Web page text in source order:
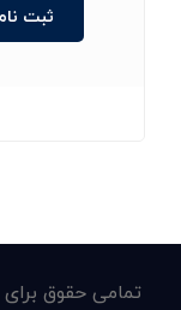
تمامی حقوق برای